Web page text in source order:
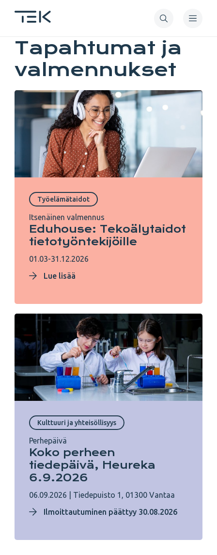
pääsisältöön
Tapahtumat
ja
valmennukset
Tapahtumat ja
valmennukset
Työelämätaidot
Itsenäinen valmennus
Eduhouse: Tekoälytaidot
tietotyöntekijöille
01.03-31.12.2026
Lue lisää
Kulttuuri ja yhteisöllisyys
Perhepäivä
Koko perheen
tiedepäivä, Heureka
6.9.2026
06.09.2026
Tiedepuisto 1, 01300 Vantaa
Ilmoittautuminen päättyy 30.08.2026